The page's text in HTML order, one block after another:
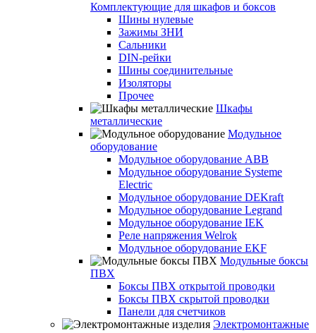
Комплектующие для шкафов и боксов
Шины нулевые
Зажимы ЗНИ
Сальники
DIN-рейки
Шины соединительные
Изоляторы
Прочее
Шкафы
металлические
Модульное
оборудование
Модульное оборудование ABB
Модульное оборудование Systeme
Electric
Модульное оборудование DEKraft
Модульное оборудование Legrand
Модульное оборудование IEK
Реле напряжения Welrok
Модульное оборудование EKF
Модульные боксы
ПВХ
Боксы ПВХ открытой проводки
Боксы ПВХ скрытой проводки
Панели для счетчиков
Электромонтажные